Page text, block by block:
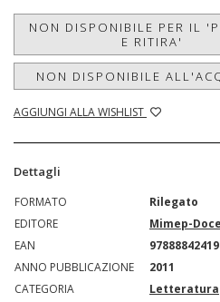
NON DISPONIBILE PER IL
E RITIRA'
NON DISPONIBILE
AGGIUNGI ALLA WISHLIST
Dettagli
FORMATO
Rilegato
EDITORE
Mimep-
EAN
ANNO PUBBLICAZIONE
2011
CATEGORIA
Letteratura